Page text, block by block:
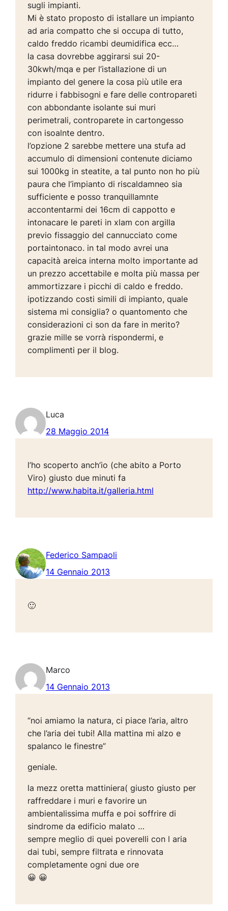
sugli impianti.
Mi è stato proposto di istallare un impianto
ad aria compatto che si occupa di tutto,
caldo freddo ricambi deumidifica ecc…
la casa dovrebbe aggirarsi sui 20-
30kwh/mqa e per l’istallazione di un
impianto del genere la cosa più utile era
ridurre i fabbisogni e fare delle contropareti
con abbondante isolante sui muri
perimetrali, controparete in cartongesso
con isoalnte dentro.
l’opzione 2 sarebbe mettere una stufa ad
accumulo di dimensioni contenute diciamo
sui 1000kg in steatite, a tal punto non ho più
paura che l’impianto di riscaldamneo sia
sufficiente e posso tranquillamnte
accontentarmi dei 16cm di cappotto e
intonacare le pareti in xlam con argilla
previo fissaggio del cannucciato come
portaintonaco. in tal modo avrei una
capacità areica interna molto importante ad
un prezzo accettabile e molta più massa per
ammortizzare i picchi di caldo e freddo.
ipotizzando costi simili di impianto, quale
sistema mi consiglia? o quantomento che
considerazioni ci son da fare in merito?
grazie mille se vorrà rispondermi, e
complimenti per il blog.
Luca
28 Maggio 2014
l’ho scoperto anch’io (che abito a Porto
Viro) giusto due minuti fa
http://www.habita.it/galleria.html
Federico Sampaoli
14 Gennaio 2013
🙂
Marco
14 Gennaio 2013
“noi amiamo la natura, ci piace l’aria, altro
che l’aria dei tubi! Alla mattina mi alzo e
spalanco le finestre”
geniale.
la mezz oretta mattiniera( giusto giusto per
raffreddare i muri e favorire un
ambientalissima muffa e poi soffrire di
sindrome da edificio malato …
sempre meglio di quei poverelli con l aria
dai tubi, sempre filtrata e rinnovata
completamente ogni due ore
😀 😀